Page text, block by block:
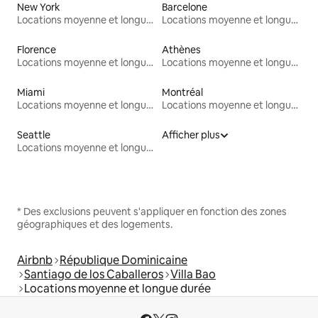
New York
Locations moyenne et longue durée
Barcelone
Locations moyenne et longue durée
Florence
Locations moyenne et longue durée
Athènes
Locations moyenne et longue durée
Miami
Locations moyenne et longue durée
Montréal
Locations moyenne et longue durée
Seattle
Locations moyenne et longue durée
Afficher plus
* Des exclusions peuvent s'appliquer en fonction des zones
géographiques et des logements.
Airbnb République Dominicaine
Santiago de los Caballeros Villa Bao
Locations moyenne et longue durée